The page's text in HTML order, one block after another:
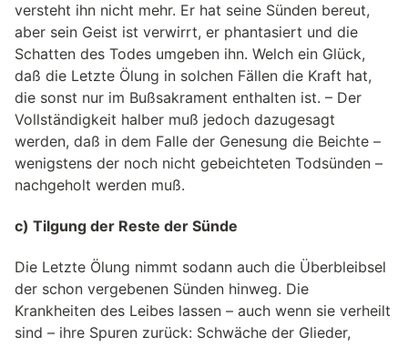
versteht ihn nicht mehr. Er hat seine Sünden bereut,
aber sein Geist ist verwirrt, er phantasiert und die
Schatten des Todes umgeben ihn. Welch ein Glück,
daß die Letzte Ölung in solchen Fällen die Kraft hat,
die sonst nur im Bußsakrament enthalten ist. – Der
Vollständigkeit halber muß jedoch dazugesagt
werden, daß in dem Falle der Genesung die Beichte –
wenigstens der noch nicht gebeichteten Todsünden –
nachgeholt werden muß.
c) Tilgung der Reste der Sünde
Die Letzte Ölung nimmt sodann auch die Überbleibsel
der schon vergebenen Sünden hinweg. Die
Krankheiten des Leibes lassen – auch wenn sie verheilt
sind – ihre Spuren zurück: Schwäche der Glieder,